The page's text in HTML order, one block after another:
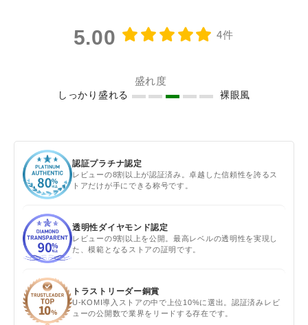
5.00 4件
盛れ度
しっかり盛れる 裸眼風
認証プラチナ認定
レビューの8割以上が認証済み。卓越した信頼性を誇るス
トアだけが手にできる称号です。
透明性ダイヤモンド認定
レビューの9割以上を公開。最高レベルの透明性を実現し
た、模範となるストアの証明です。
トラストリーダー銅賞
U-KOMI導入ストアの中で上位10%に選出。認証済みレビ
ューの公開数で業界をリードする存在です。